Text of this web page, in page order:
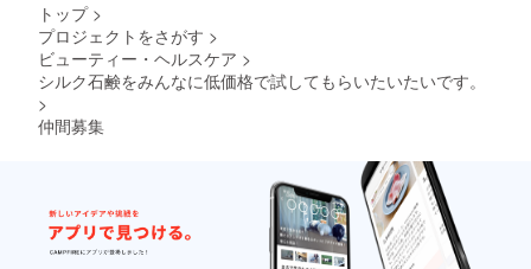
トップ >
プロジェクトをさがす >
ビューティー・ヘルスケア >
シルク石鹸をみんなに低価格で試してもらいたいたいです。
>
仲間募集